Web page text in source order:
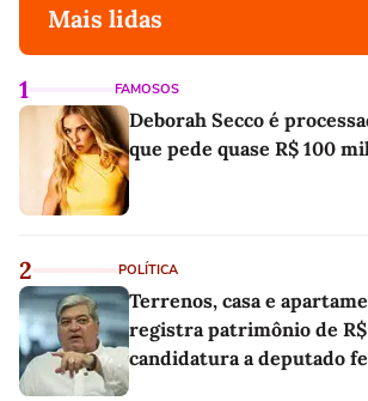
Mais lidas
1 FAMOSOS
Deborah Secco é
que pede quase R$ 100
2 POLÍTICA
Terrenos, casa e
registra patrimônio de
candidatura a deputado